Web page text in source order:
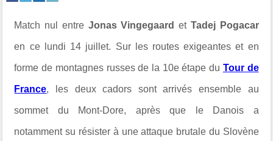
Match nul entre Jonas Vingegaard et Tadej Pogacar
en ce lundi 14 juillet. Sur les routes exigeantes et en
forme de montagnes russes de la 10e étape du Tour de
France, les deux cadors sont arrivés ensemble au
sommet du Mont-Dore, après que le Danois a
notamment su résister à une attaque brutale du Slovène